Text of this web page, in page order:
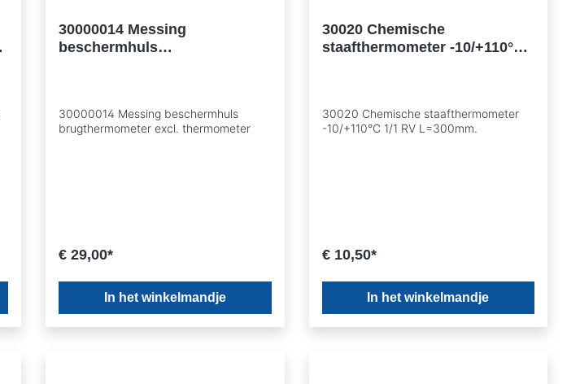
30000014 Messing
beschermhuls
30000014 Messing beschermhuls
brugthermometer excl. thermometer
€ 29,00*
In het winkelmandje
30020 Chemische
staafthermometer -10/+110°C
30020 Chemische staafthermometer
-10/+110°C 1/1 RV L=300mm.
€ 10,50*
In het winkelmandje